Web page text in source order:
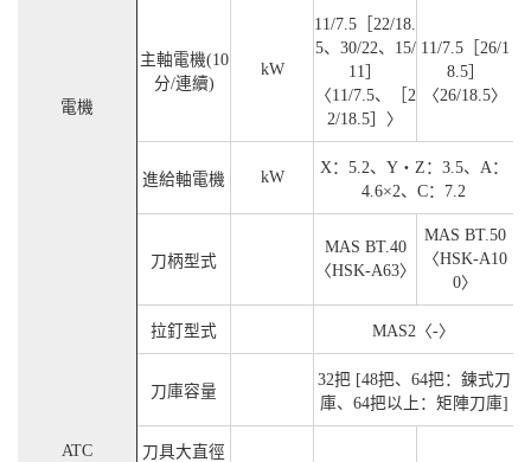
電機
主軸電機(10
分/連續)
kW
11/7.5［22/18.
5、30/22、15/
11］
〈11/7.5、［2
2/18.5］〉
11/7.5［26/1
8.5］
〈26/18.5〉
進給軸電機 kW
X：5.2、Y・Z：3.5、A：
4.6×2、C：7.2
ATC
刀柄型式
MAS BT.40
〈HSK-A63〉
MAS BT.50
〈HSK-A10
0〉
拉釘型式 MAS2〈-〉
刀庫容量
32把 [48把、64把：鍊式刀
庫、64把以上：矩陣刀庫]
刀具大直徑